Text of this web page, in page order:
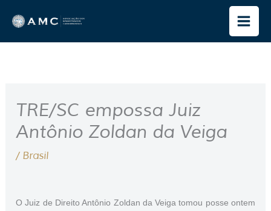
para
o
TRE/SC empossa Juiz
Antônio Zoldan da Veiga
/ Brasil
O Juiz de Direito Antônio Zoldan da Veiga tomou posse ontem